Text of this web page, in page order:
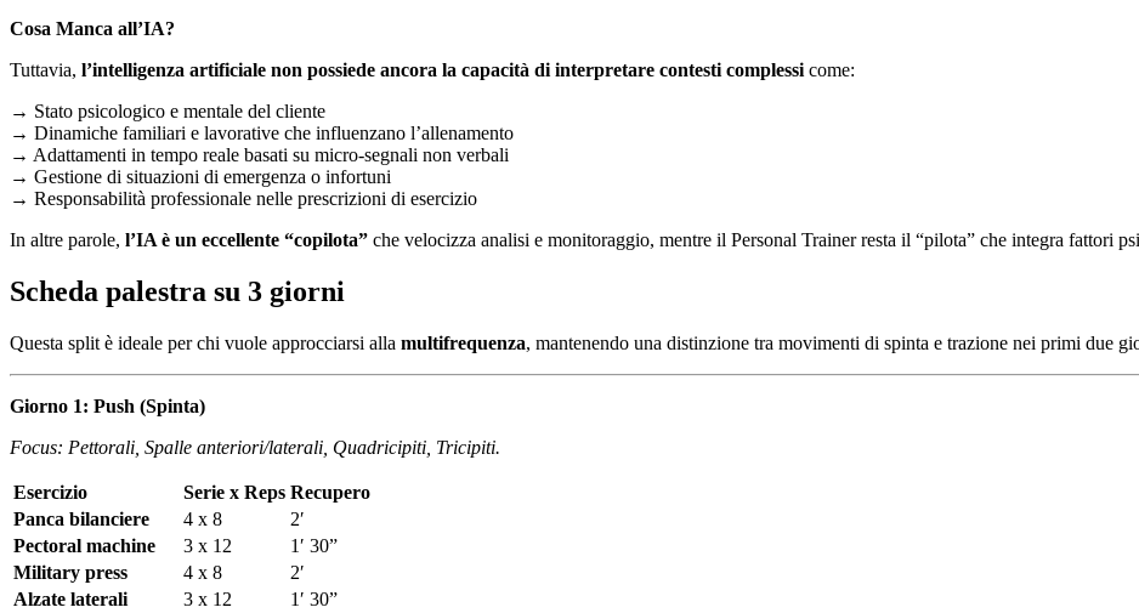
Cosa Manca all’IA?
Tuttavia, l’intelligenza artificiale non possiede ancora la capacità di interpretare contesti complessi come:
→ Stato psicologico e mentale del cliente
→ Dinamiche familiari e lavorative che influenzano l’allenamento
→ Adattamenti in tempo reale basati su micro-segnali non verbali
→ Gestione di situazioni di emergenza o infortuni
→ Responsabilità professionale nelle prescrizioni di esercizio
In altre parole, l’IA è un eccellente “copilota” che velocizza analisi e monitoraggio, mentre il Personal Trainer resta il “pilota” che integra fattori
Scheda palestra su 3 giorni
Questa split è ideale per chi vuole approcciarsi alla multifrequenza, mantenendo una distinzione tra movimenti di spinta e trazione nei primi due
Giorno 1: Push (Spinta)
Focus: Pettorali, Spalle anteriori/laterali, Quadricipiti, Tricipiti.
Esercizio Serie x Reps Recupero
Panca bilanciere
4 x 8
2′
Pectoral machine
3 x 12
1′ 30”
Military press
4 x 8
2′
Alzate laterali
3 x 12
1′ 30”